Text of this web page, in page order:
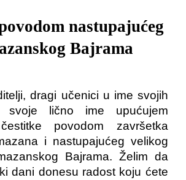
nastupajućeg
Bajrama
dragi učenici u ime svojih
lično ime upućujem
povodom završetka
i nastupajućeg velikog
Bajrama. Želim da
dani donesu radost koju ćete